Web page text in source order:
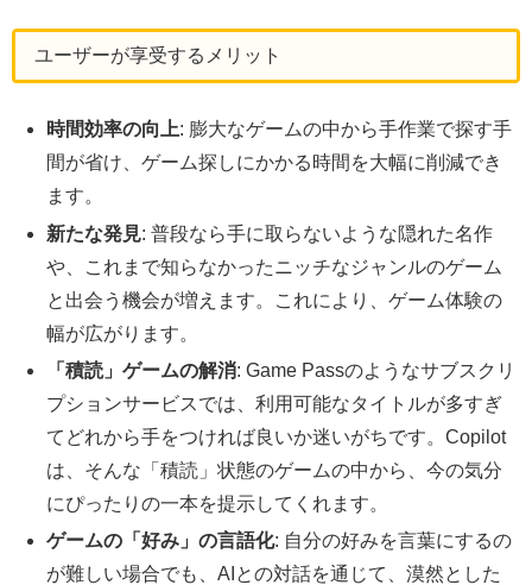
ユーザーが享受するメリット
時間効率の向上: 膨大なゲームの中から手作業で探す手
間が省け、ゲーム探しにかかる時間を大幅に削減でき
ます。
新たな発見: 普段なら手に取らないような隠れた名作
や、これまで知らなかったニッチなジャンルのゲーム
と出会う機会が増えます。これにより、ゲーム体験の
幅が広がります。
「積読」ゲームの解消: Game Passのようなサブスクリ
プションサービスでは、利用可能なタイトルが多すぎ
てどれから手をつければ良いか迷いがちです。Copilot
は、そんな「積読」状態のゲームの中から、今の気分
にぴったりの一本を提示してくれます。
ゲームの「好み」の言語化: 自分の好みを言葉にするの
が難しい場合でも、AIとの対話を通じて、漠然とした